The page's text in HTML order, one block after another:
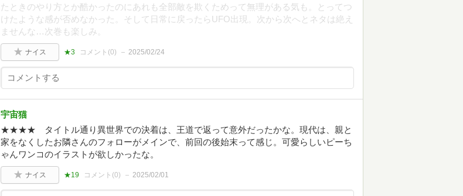
たときのやり方とか酷かったのにあれも全部敵を欺くためって無理がある気も。とってつ
けたような感が否めなかった。そして日常に戻ったらUFO出現。次から次へとネタは絶え
ませんな…次巻も楽しみ。
ナイス ★3 コメント(0) 2025/02/24
宇宙猫
★★★★ タイトル通り異世界での決着は、王道で返って意外だったかな。現代は、親と
家をなくしたお隣さんのフォローがメインで、前回の後始末って感じ。可愛らしいピーち
ゃんワンコのイラストが欲しかったな。
ナイス ★19 コメント(0) 2025/02/01